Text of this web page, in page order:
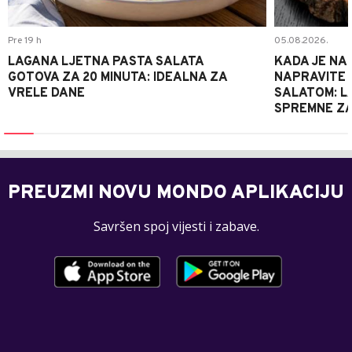
Pre 19 h
LAGANA LJETNA PASTA SALATA
GOTOVA ZA 20 MINUTA: IDEALNA ZA
VRELE DANE
05.08.2026.
KADA JE
NAPRAVITE
SALATOM:
SPREMNE
PREUZMI NOVU MONDO APLIKACIJU
Savršen spoj vijesti i zabave.